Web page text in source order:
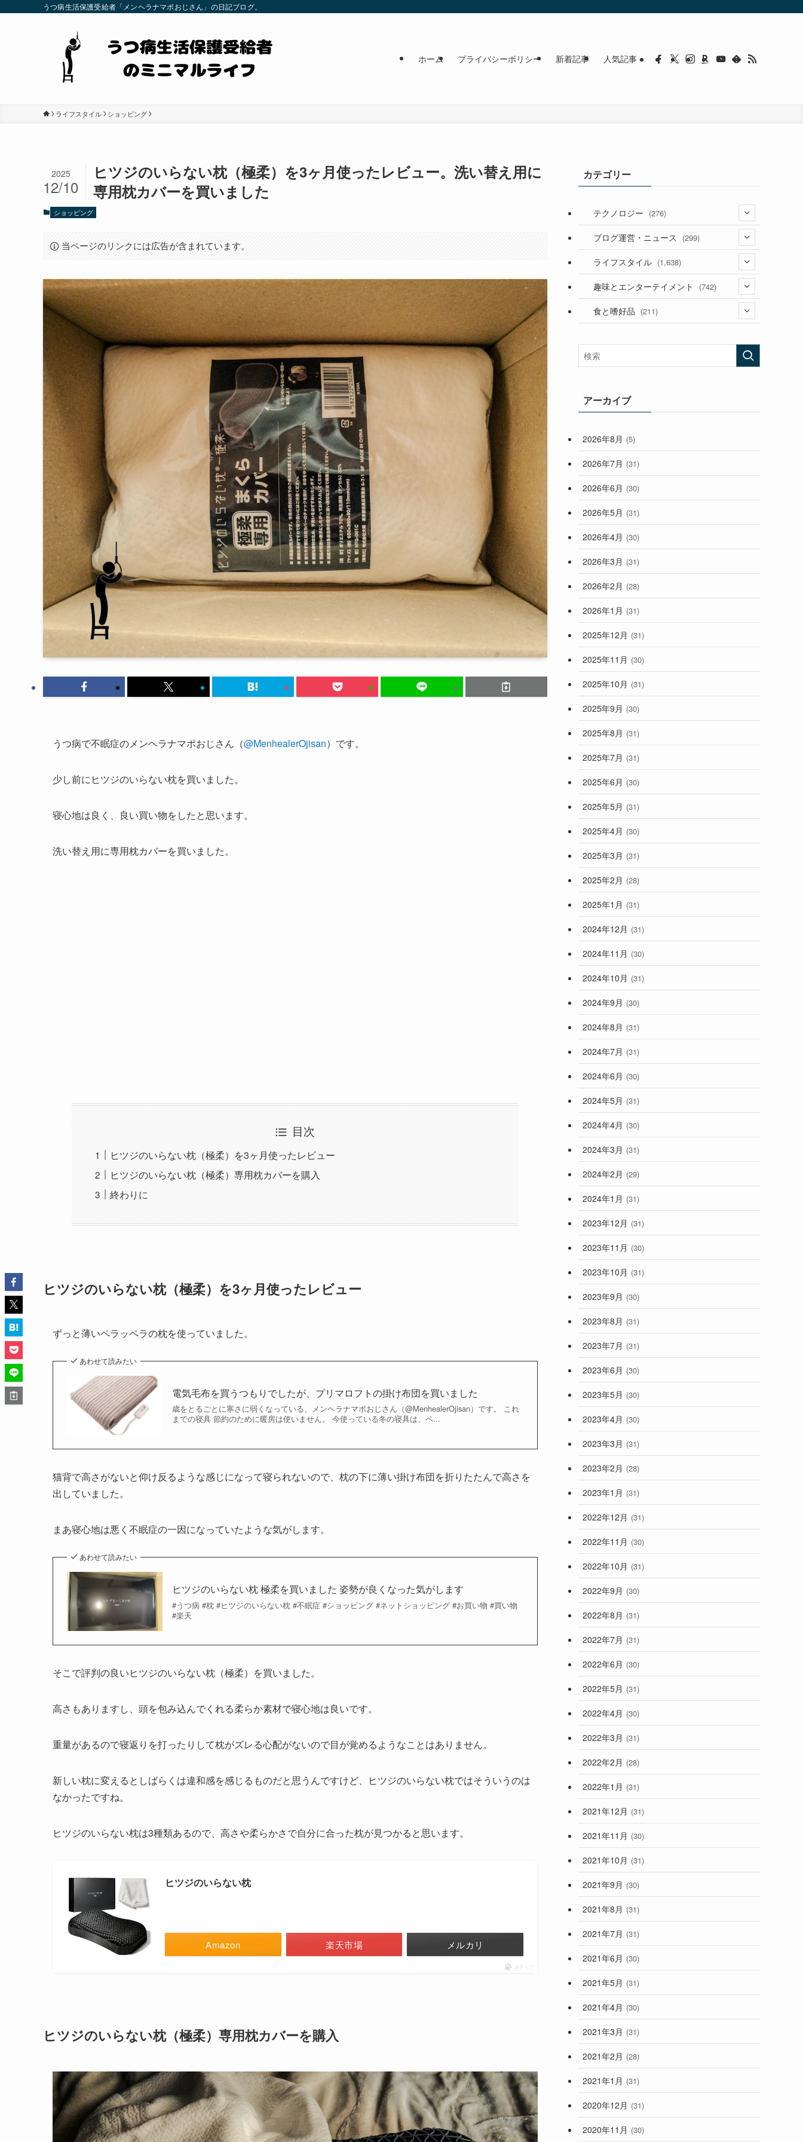
うつ病生活保護受給者「メンヘラナマポおじさん」の日記ブログ。
ホーム プライバシーポリシー 新着記事 人気記事
ライフスタイル ショッピング
ヒツジのいらない枕（極柔）を3ヶ月使ったレビュー。洗い替え用に
専用枕カバーを買いました
2025
12/10
ショッピング
当ページのリンクには広告が含まれています。
うつ病で不眠症のメンヘラナマポおじさん（@MenhealerOjisan）です。
少し前にヒツジのいらない枕を買いました。
寝心地は良く、良い買い物をしたと思います。
洗い替え用に専用枕カバーを買いました。
目次
ヒツジのいらない枕（極柔）を3ヶ月使ったレビュー
ヒツジのいらない枕（極柔）専用枕カバーを購入
終わりに
ヒツジのいらない枕（極柔）を3ヶ月使ったレビュー
ずっと薄いペラッペラの枕を使っていました。
あわせて読みたい
電気毛布を買うつもりでしたが、プリマロフトの掛け布団を買いました
歳をとるごとに寒さに弱くなっている、メンヘラナマポおじさん（@MenhealerOjisan）です。 これ
までの寝具 節約のために暖房は使いません。 今使っている冬の寝具は、ペ...
猫背で高さがないと仰け反るような感じになって寝られないので、枕の下に薄い掛け布団を折りたたんで高さを
出していました。
まあ寝心地は悪く不眠症の一因になっていたような気がします。
あわせて読みたい
ヒツジのいらない枕 極柔を買いました 姿勢が良くなった気がします
#うつ病 #枕 #ヒツジのいらない枕 #不眠症 #ショッピング #ネットショッピング #お買い物 #買い物
#楽天
そこで評判の良いヒツジのいらない枕（極柔）を買いました。
高さもありますし、頭を包み込んでくれる柔らか素材で寝心地は良いです。
重量があるので寝返りを打ったりして枕がズレる心配がないので目が覚めるようなことはありません。
新しい枕に変えるとしばらくは違和感を感じるものだと思うんですけど、ヒツジのいらない枕ではそういうのは
なかったですね。
ヒツジのいらない枕は3種類あるので、高さや柔らかさで自分に合った枕が見つかると思います。
ヒツジのいらない枕
Amazon 楽天市場 メルカリ
ポチップ
ヒツジのいらない枕（極柔）専用枕カバーを購入
カテゴリー
テクノロジー (276)
(36)
(187)
(53)
ブログ運営・ニュース (299)
(118)
(181)
ライフスタイル (1,638)
(394)
(282)
(33)
(248)
趣味とエンターテイメント (742)
(56)
(472)
食と嗜好品 (211)
アーカイブ
2026年8月 (5)
2026年7月 (31)
2026年6月 (30)
2026年5月 (31)
2026年4月 (30)
2026年3月 (31)
2026年2月 (28)
2026年1月 (31)
2025年12月 (31)
2025年11月 (30)
2025年10月 (31)
2025年9月 (30)
2025年8月 (31)
2025年7月 (31)
2025年6月 (30)
2025年5月 (31)
2025年4月 (30)
2025年3月 (31)
2025年2月 (28)
2025年1月 (31)
2024年12月 (31)
2024年11月 (30)
2024年10月 (31)
2024年9月 (30)
2024年8月 (31)
2024年7月 (31)
2024年6月 (30)
2024年5月 (31)
2024年4月 (30)
2024年3月 (31)
2024年2月 (29)
2024年1月 (31)
2023年12月 (31)
2023年11月 (30)
2023年10月 (31)
2023年9月 (30)
2023年8月 (31)
2023年7月 (31)
2023年6月 (30)
2023年5月 (30)
2023年4月 (30)
2023年3月 (31)
2023年2月 (28)
2023年1月 (31)
2022年12月 (31)
2022年11月 (30)
2022年10月 (31)
2022年9月 (30)
2022年8月 (31)
2022年7月 (31)
2022年6月 (30)
2022年5月 (31)
2022年4月 (30)
2022年3月 (31)
2022年2月 (28)
2022年1月 (31)
2021年12月 (31)
2021年11月 (30)
2021年10月 (31)
2021年9月 (30)
2021年8月 (31)
2021年7月 (31)
2021年6月 (30)
2021年5月 (31)
2021年4月 (30)
2021年3月 (31)
2021年2月 (28)
2021年1月 (31)
2020年12月 (31)
2020年11月 (30)